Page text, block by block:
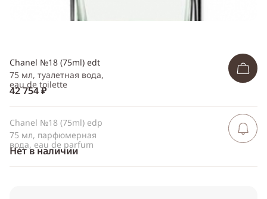
Chanel №18 (75ml) edt
75 мл, туалетная вода,
eau de toilette
42 754 ₽
Chanel №18 (75ml) edp
75 мл, парфюмерная
вода, eau de parfum
Нет в наличии
Сообщить